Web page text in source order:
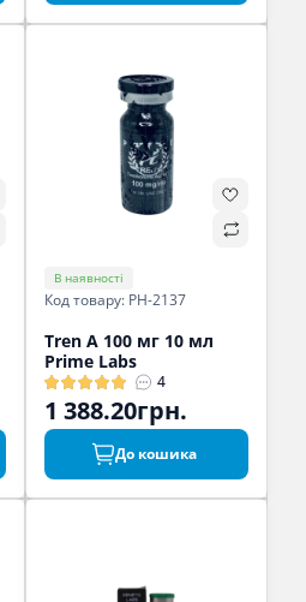
В наявності
Код товару: PH-2137
Tren A 100 мг 10 мл
Prime Labs
4
1 388.20грн.
До кошика